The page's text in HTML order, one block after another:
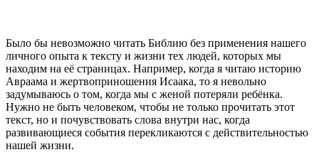
Было бы невозможно читать Библию без применения нашего
личного опыта к тексту и жизни тех людей, которых мы
находим на её страницах. Например, когда я читаю историю
Авраама и жертвоприношения Исаака, то я невольно
задумываюсь о том, когда мы с женой потеряли ребёнка.
Нужно не быть человеком, чтобы не только прочитать этот
текст, но и почувствовать слова внутри нас, когда
развивающиеся события перекликаются с действительностью
нашей жизни.